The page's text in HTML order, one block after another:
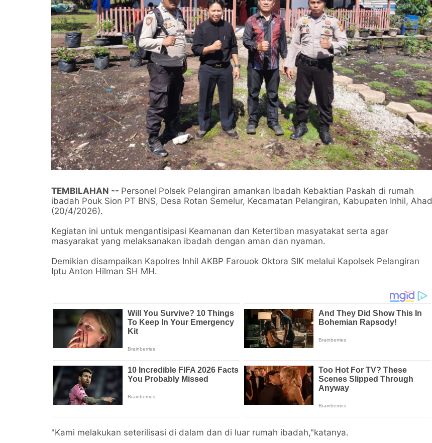
TEMBILAHAN -- Personel Polsek Pelangiran amankan Ibadah Kebaktian Paskah di rumah
ibadah Pouk Sion PT BNS, Desa Rotan Semelur, Kecamatan Pelangiran, Kabupaten Inhil, Ahad
(20/4/2026).
Kegiatan ini untuk mengantisipasi Keamanan dan Ketertiban masyatakat serta agar
masyarakat yang melaksanakan ibadah dengan aman dan nyaman.
Demikian disampaikan Kapolres Inhil AKBP Farouok Oktora SIK melalui Kapolsek Pelangiran
Iptu Anton Hilman SH MH.
"Kami melakukan seterilisasi di dalam dan di luar rumah ibadah,"katanya.